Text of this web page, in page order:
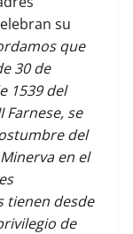
su
que
30 de
1539 del
Farnese, se
del
en el
tienen desde
de